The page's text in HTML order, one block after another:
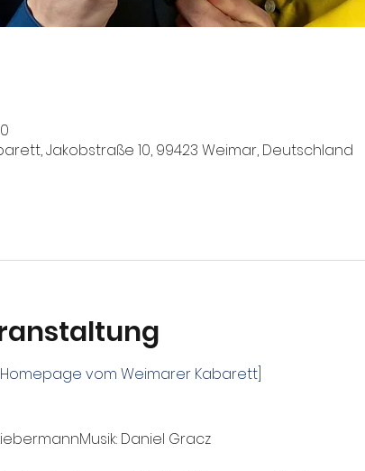
Jakobstraße 10, 99423 Weimar, Deutschland
vom Weimarer Kabarett]
Daniel Gracz